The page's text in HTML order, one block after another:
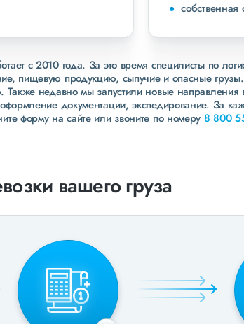
собственная служба безопасности
с 2010 года. За это время специлисты по
пищевую продукцию, сыпучие и опасные
Также недавно мы запустили новые
документации, экспедирование. За
форму на сайте или звоните по номеру 8 800
вашего груза